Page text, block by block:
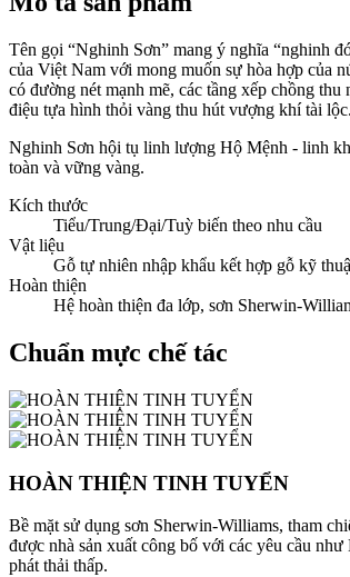
Tên gọi “Nghinh Sơn” mang ý nghĩa “nghinh
của Việt Nam với mong muốn sự hòa hợp của
có đường nét mạnh mẽ, các tầng xếp chồng
điệu tựa hình thỏi vàng thu hút vượng khí tài lộc.
Nghinh Sơn hội tụ linh lượng Hộ Mệnh - linh
toàn và vững vàng.
Kích thước
Tiểu/Trung/Đại/Tuỳ biến theo nhu cầu
Vật liệu
Gỗ tự nhiên nhập khẩu kết hợp gỗ kỹ
Hoàn thiện
Hệ hoàn thiện đa lớp, sơn Sherwin-
Chuẩn mực chế tác
HOÀN THIỆN TINH TUYỂN
Bề mặt sử dụng sơn Sherwin-Williams, tham
được nhà sản xuất công bố với các yêu cầu
phát thải thấp.